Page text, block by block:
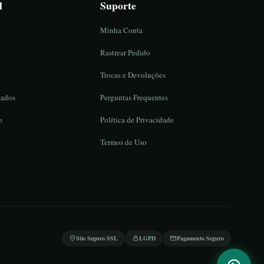
Suporte
Minha Conta
Rastrear Pedido
Trocas e Devoluções
Perguntas Frequentes
Política de Privacidade
Termos de Uso
Site Seguro SSL LGPD Pagamento Seguro